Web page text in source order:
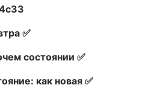
✅
состоянии ✅
как новая ✅